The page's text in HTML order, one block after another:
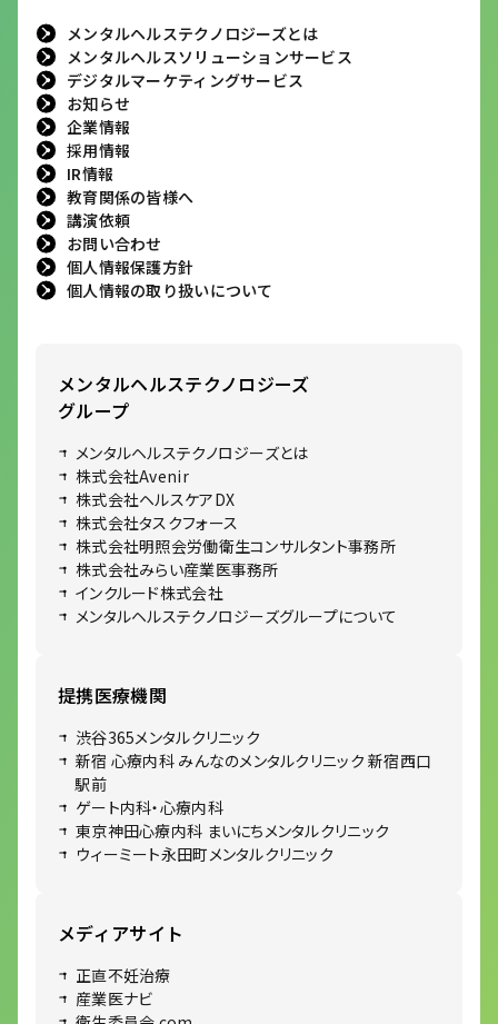
メンタルヘルステクノロジーズとは
メンタルヘルスソリューションサービス
デジタルマーケティングサービス
お知らせ
企業情報
採用情報
IR情報
教育関係の皆様へ
講演依頼
お問い合わせ
個人情報保護方針
個人情報の取り扱いについて
メンタルヘルステクノロジーズ
グループ
メンタルヘルステクノロジーズとは
株式会社Avenir
株式会社ヘルスケアDX
株式会社タスクフォース
株式会社明照会労働衛生コンサルタント事務所
株式会社みらい産業医事務所
インクルード株式会社
メンタルヘルステクノロジーズグループについて
提携医療機関
渋谷365メンタルクリニック
新宿 心療内科 みんなのメンタルクリニック 新宿西口
駅前
ゲート内科・心療内科
東京神田心療内科 まいにちメンタルクリニック
ウィーミート永田町メンタルクリニック
メディアサイト
正直不妊治療
産業医ナビ